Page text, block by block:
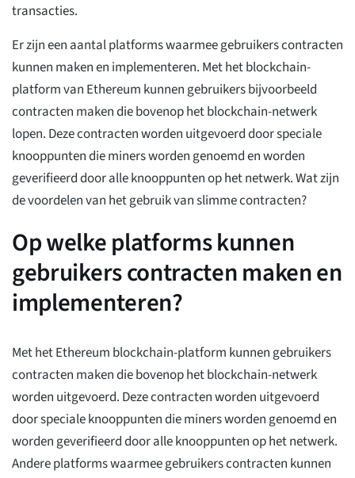
transacties.
Er zijn een aantal platforms waarmee gebruikers contracten
kunnen maken en implementeren. Met het blockchain-
platform van Ethereum kunnen gebruikers bijvoorbeeld
contracten maken die bovenop het blockchain-netwerk
lopen. Deze contracten worden uitgevoerd door speciale
knooppunten die miners worden genoemd en worden
geverifieerd door alle knooppunten op het netwerk. Wat zijn
de voordelen van het gebruik van slimme contracten?
Op welke platforms kunnen
gebruikers contracten maken en
implementeren?
Met het Ethereum blockchain-platform kunnen gebruikers
contracten maken die bovenop het blockchain-netwerk
worden uitgevoerd. Deze contracten worden uitgevoerd
door speciale knooppunten die miners worden genoemd en
worden geverifieerd door alle knooppunten op het netwerk.
Andere platforms waarmee gebruikers contracten kunnen